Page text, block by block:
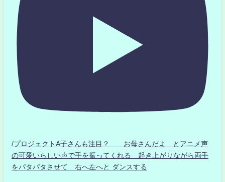
/プロジェクトA子さんも注目？ お母さんだよ とアニメ声
の可愛いらしい声で手を振ってくれる 起き上がりながら両手
をパタパタさせて 右へ左へと ダンスする